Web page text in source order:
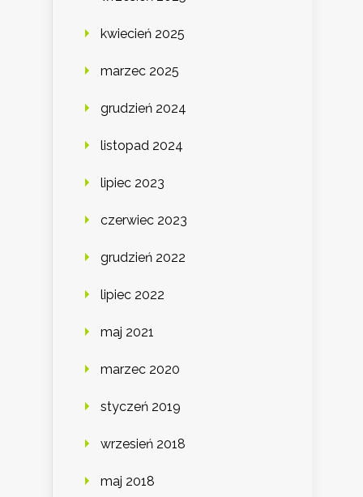
kwiecień 2025
marzec 2025
grudzień 2024
listopad 2024
lipiec 2023
czerwiec 2023
grudzień 2022
lipiec 2022
maj 2021
marzec 2020
styczeń 2019
wrzesień 2018
maj 2018